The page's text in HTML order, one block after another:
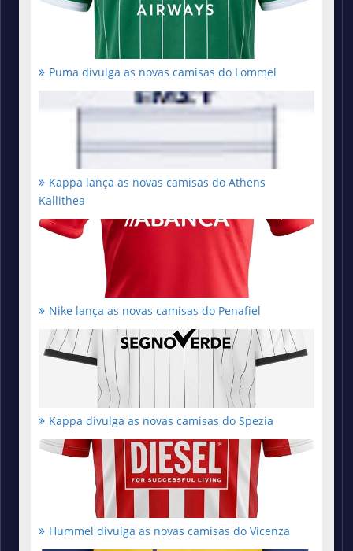
Puma divulga as novas camisas do Lommel
Kappa lança as novas camisas do Athens
Kallithea
Nike lança as novas camisas do Penafiel
Kappa divulga as novas camisas do Spezia
Hummel divulga as novas camisas do Vicenza